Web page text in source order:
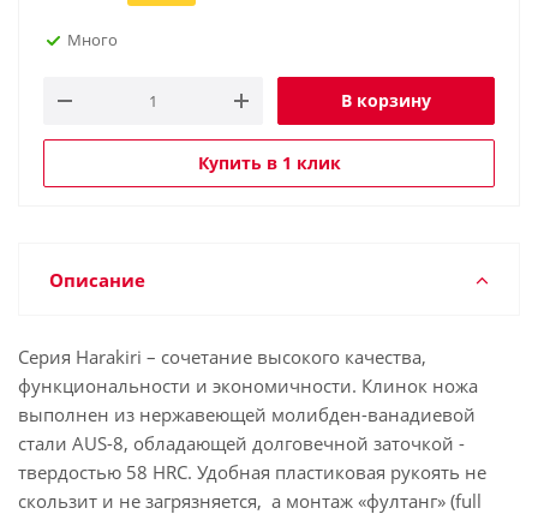
Много
В корзину
Купить в 1 клик
Описание
Серия Harakiri – сочетание высокого качества,
функциональности и экономичности. Клинок ножа
выполнен из нержавеющей молибден-ванадиевой
стали AUS-8, обладающей долговечной заточкой -
твердостью 58 HRC. Удобная пластиковая рукоять не
скользит и не загрязняется, а монтаж «фултанг» (full